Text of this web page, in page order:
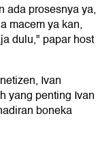
ada prosesnya ya,
macem ya kan,
dulu," papar host
Ivan
yang penting Ivan
boneka